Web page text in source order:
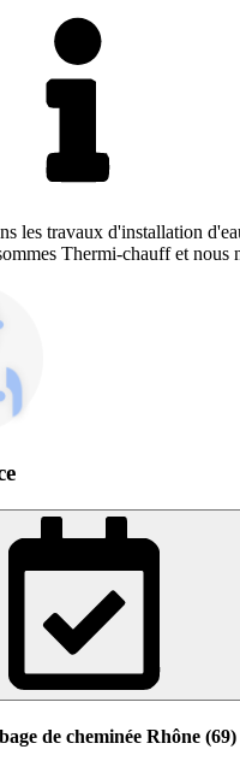
les travaux d'installation
Thermi-chauff et nous
de cheminée Rhône (69)